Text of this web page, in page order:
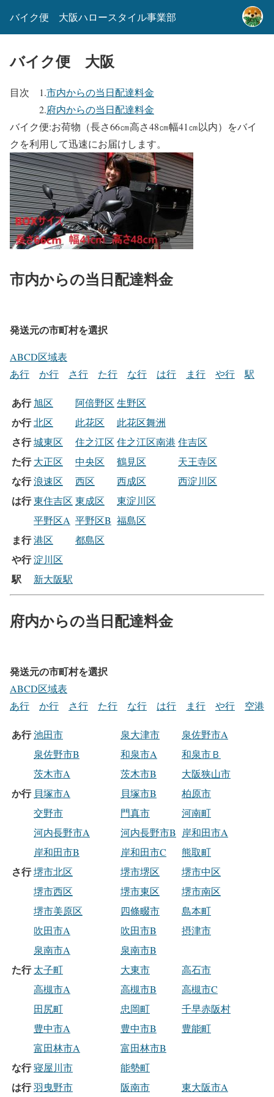
バイク便 大阪ハロースタイル事業部
バイク便 大阪
目次 1.市内からの当日配達料金
2.府内からの当日配達料金
バイク便:お荷物（長さ66㎝高さ48㎝幅41㎝以内）をバイ
クを利用して迅速にお届けします。
市内からの当日配達料金
発送元の市町村を選択
ABCD区域表
あ行
か行 さ行 た行 な行 は行 ま行 や行 駅
あ行 旭区 阿倍野区 生野区
か行北区 此花区 此花区舞洲
さ行城東区 住之江区 住之江区南港 住吉区
た行 大正区 中央区 鶴見区 天王寺区
な行浪速区 西区 西成区 西淀川区
は行東住吉区 東成区
東淀川区
平野区A 平野区B 福島区
ま行港区 都島区
や行淀川区
駅 新大阪駅
府内からの当日配達料金
発送元の市町村を選択
ABCD区域表
あ行
か行 さ行 た行 な行 は行 ま行 や行 空港
あ行池田市 泉大津市
泉佐野市A
泉佐野市B
和泉市A
和泉市Ｂ
茨木市A
茨木市B 大阪狭山市
か行 貝塚市A 貝塚市B
柏原市
交野市
門真市
河南町
河内長野市A
河内長野市B 岸和田市A
岸和田市B
岸和田市C 熊取町
さ行堺市北区 堺市堺区
堺市中区
堺市西区
堺市東区
堺市南区
堺市美原区
四條畷市
島本町
吹田市A
吹田市B
摂津市
泉南市A
泉南市B
た行 太子町 大東市
高石市
高槻市A
高槻市B
高槻市C
田尻町
忠岡町
千早赤阪村
豊中市A
豊中市B
豊能町
富田林市A
富田林市B
な行寝屋川市 能勢町
は行羽曳野市 阪南市 東大阪市A